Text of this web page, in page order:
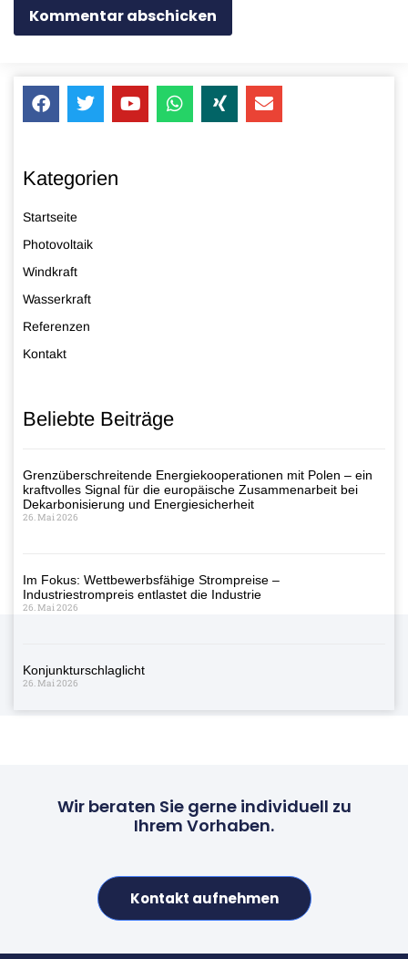
Kategorien
Startseite
Photovoltaik
Windkraft
Wasserkraft
Referenzen
Kontakt
Beliebte Beiträge
Grenzüberschreitende Energiekooperationen mit Polen – ein
kraftvolles Signal für die europäische Zusammenarbeit bei
Dekarbonisierung und Energiesicherheit
26. Mai 2026
Im Fokus: Wettbewerbsfähige Strompreise –
Industriestrompreis entlastet die Industrie
26. Mai 2026
Konjunkturschlaglicht
26. Mai 2026
Wir beraten Sie gerne individuell zu
Ihrem Vorhaben.
Kontakt aufnehmen